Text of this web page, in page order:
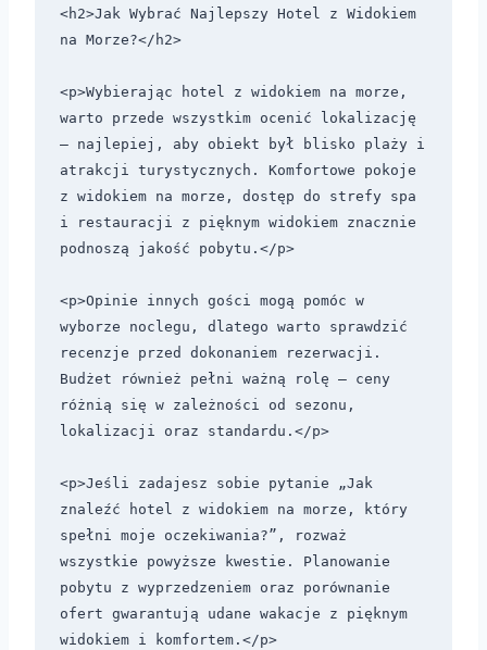
<h2>Jak Wybrać Najlepszy Hotel z Widokiem
na Morze?</h2>
<p>Wybierając hotel z widokiem na morze,
warto przede wszystkim ocenić lokalizację
– najlepiej, aby obiekt był blisko plaży i
atrakcji turystycznych. Komfortowe pokoje
z widokiem na morze, dostęp do strefy spa
i restauracji z pięknym widokiem znacznie
podnoszą jakość pobytu.</p>
<p>Opinie innych gości mogą pomóc w
wyborze noclegu, dlatego warto sprawdzić
recenzje przed dokonaniem rezerwacji.
Budżet również pełni ważną rolę – ceny
różnią się w zależności od sezonu,
lokalizacji oraz standardu.</p>
<p>Jeśli zadajesz sobie pytanie „Jak
znaleźć hotel z widokiem na morze, który
spełni moje oczekiwania?”, rozważ
wszystkie powyższe kwestie. Planowanie
pobytu z wyprzedzeniem oraz porównanie
ofert gwarantują udane wakacje z pięknym
widokiem i komfortem.</p>